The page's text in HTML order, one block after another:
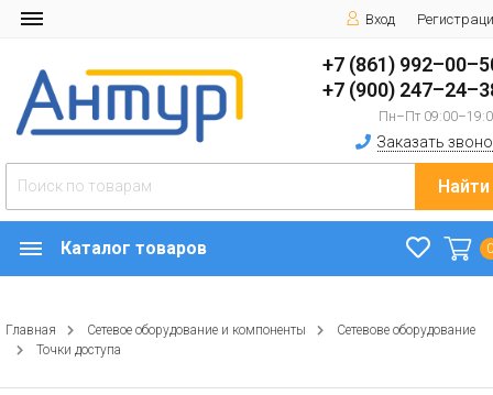
Вход
+7 (861)
+7 (900)
Пн–Пт
Заказать
Найти
Каталог товаров
Главная Сетевое оборудование и компоненты
Сетевове оборудование
Точки доступа